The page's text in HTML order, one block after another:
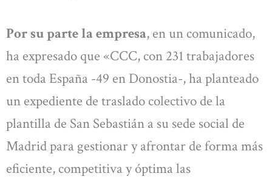
Por su parte la empresa, en un comunicado,
ha expresado que «CCC, con 231 trabajadores
en toda España -49 en Donostia-, ha planteado
un expediente de traslado colectivo de la
plantilla de San Sebastián a su sede social de
Madrid para gestionar y afrontar de forma más
eficiente, competitiva y óptima las